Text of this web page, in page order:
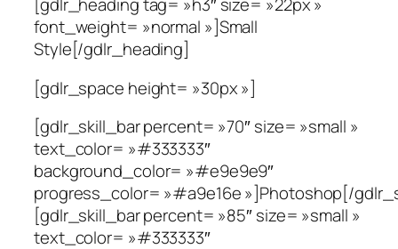
font_weight= »normal »]Small
Style[/gdlr_heading]
[gdlr_space height= »30px »]
[gdlr_skill_bar percent= »70″ size= »small »
text_color= »#333333″
background_color= »#e9e9e9″
progress_color= »#a9e16e »]Photoshop[/
[gdlr_skill_bar percent= »85″ size= »small »
text_color= »#333333″